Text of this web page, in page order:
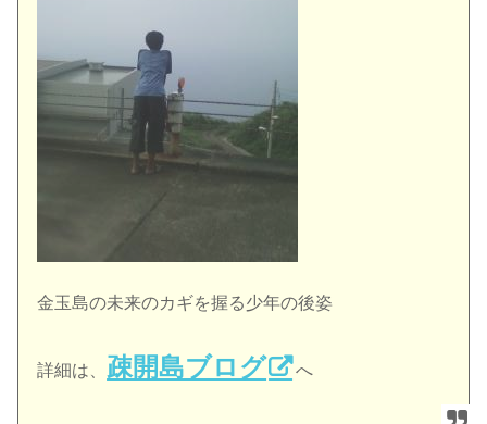
金玉島の未来のカギを握る少年の後姿
詳細は、 疎開島ブログ へ